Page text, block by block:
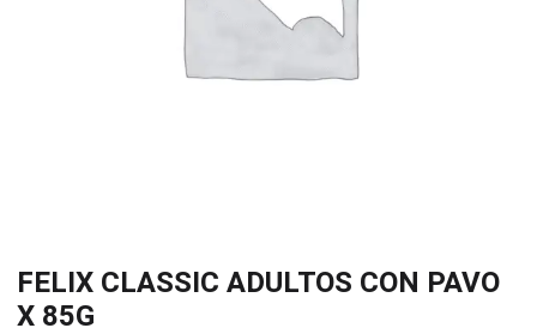
FELIX CLASSIC ADULTOS CON PAVO
X 85G